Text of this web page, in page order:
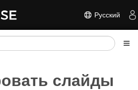
Русский
слайды